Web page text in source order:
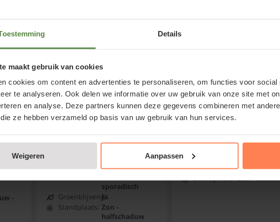
Details
maakt gebruik van cookies
cookies om content en advertenties te personaliseren, om functies voor social
te analyseren. Ook delen we informatie over uw gebruik van onze site met
en analyse. Deze partners kunnen deze gegevens combineren met
ze hebben verzameld op basis van uw gebruik van hun services.
Weigeren Aanpassen
-
Trachelospermum
jasminoides
Online op voorraad
Bloeitijd:
Juni - Juli en
sporadisch
Groenblijvend:
Ja
Standplaats: Zon -
halfschaduw
Hedera hibernica 20/30
Klimop
Bloeitijd:
Groenblijvend:Ja
Standplaats: Zon -